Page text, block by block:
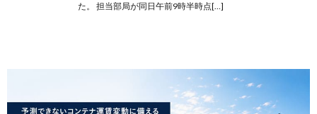
た。 担当部局が同日午前9時半時点[…]